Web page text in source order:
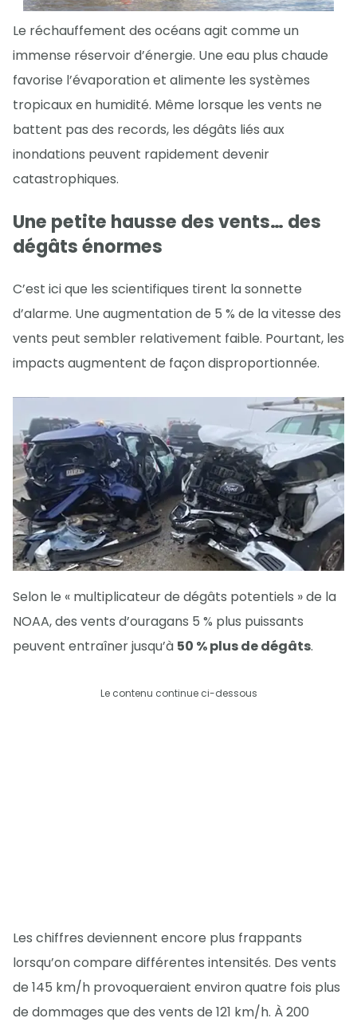
Le réchauffement des océans agit comme un
immense réservoir d’énergie. Une eau plus chaude
favorise l’évaporation et alimente les systèmes
tropicaux en humidité. Même lorsque les vents ne
battent pas des records, les dégâts liés aux
inondations peuvent rapidement devenir
catastrophiques.
Une petite hausse des vents… des
dégâts énormes
C’est ici que les scientifiques tirent la sonnette
d’alarme. Une augmentation de 5 % de la vitesse des
vents peut sembler relativement faible. Pourtant, les
impacts augmentent de façon disproportionnée.
Selon le « multiplicateur de dégâts potentiels » de la
NOAA, des vents d’ouragans 5 % plus puissants
peuvent entraîner jusqu’à 50 % plus de dégâts.
Le contenu continue ci-dessous
Les chiffres deviennent encore plus frappants
lorsqu’on compare différentes intensités. Des vents
de 145 km/h provoqueraient environ quatre fois plus
de dommages que des vents de 121 km/h. À 200